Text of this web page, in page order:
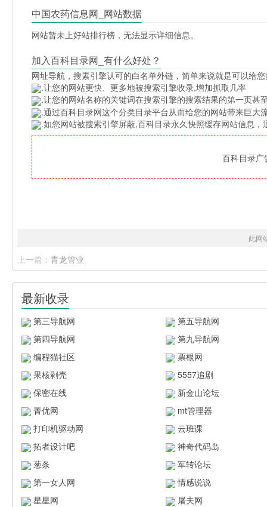
中国农药信息网_网站数据
网站暂未上好站排行榜，无法显示详细信息。
加入百科目录网_有什么好处？
网址导航 ，搜素引擎认可的白名单外链，简单来说就是可以给
.让您的网站更快、更多地被搜索引擎收录,增加抓取几率
.让您的网站名称的关键词在搜索引擎的搜索结果的第一页甚
.通过百科目录网这个分类目录平台从而给您的网站带来巨大
.如您网站被搜索引擎屏蔽,百科目录永久快照缓存网站信息
百科目录
此网
上一篇： 青龙管业
最新收录
第三导航网
第五导航网
第四导航网
第九导航网
编程猫社区
票根网
果核剥壳
5557追剧
保密在线
新金山论坛
菁优网
mt管理器
打印机驱动网
云班课
拓者设计吧
神奇代码岛
葱条
军转论坛
第一女人网
情感说说
星星网
屠夫网